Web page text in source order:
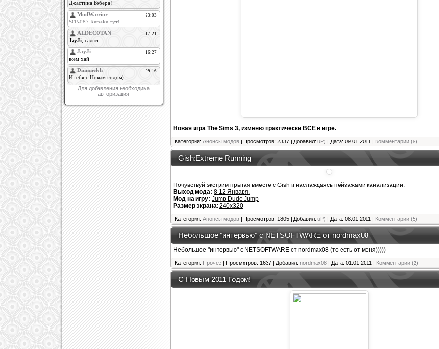
Для добавления необходима
авторизация
Новая игра The Sims 3, изменю практически ВСЁ в игре.
Категория: Анонсы модов | Просмотров: 2337 | Добавил: uP) | Дата: 09.01.2011 | Комментарии (9)
Gish:Extreme Running
Почувствуй экстрим прыгая вместе с Gish и наслаждаясь пейзажами канализации.
Выход мода: 8-12 Января.
Мод на игру: Jump Dude Jump
Размер экрана: 240х320
Категория: Анонсы модов | Просмотров: 1805 | Добавил: uP) | Дата: 08.01.2011 | Комментарии (5)
Небольшое "интервью" с NETSOFTWARE от nordmax08
Небольшое "интервью" с NETSOFTWARE от nordmax08 (то есть от меня)))))
Категория: Прочее | Просмотров: 1637 | Добавил: nordmax08 | Дата: 01.01.2011 | Комментарии (2)
С Новым 2011 Годом!